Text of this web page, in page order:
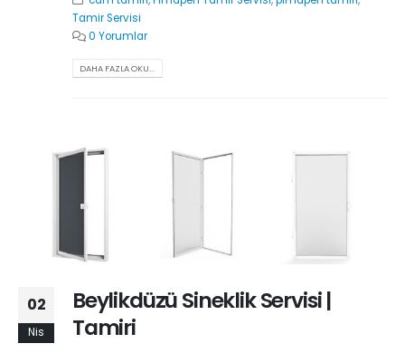
Tamir Servisi
0 Yorumlar
DAHA FAZLA OKU...
02
Nis
Beylikdüzü Sineklik Servisi |
Tamiri